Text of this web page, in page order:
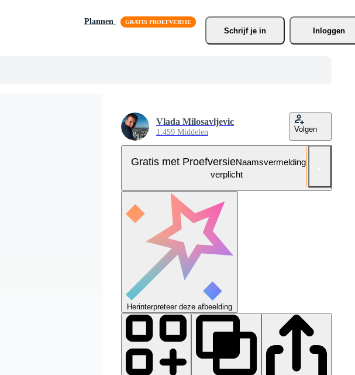
Plannen
Schrijf je in Inloggen
Vlada Milosavljevic
1.459 Middelen Volgen
Gratis met ProefversieNaamsvermelding niet
verplicht
Herinterpreteer deze afbeelding